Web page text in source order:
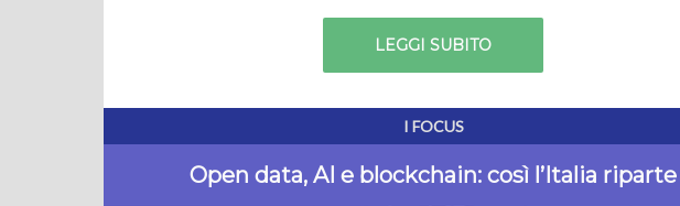
LEGGI SUBITO
I FOCUS
Open data, AI e blockchain: così l’Italia riparte